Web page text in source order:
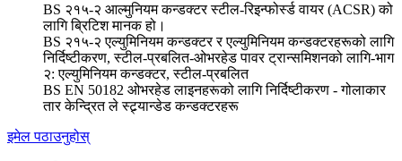
BS २१५-२ आल्मुनियम कन्डक्टर स्टील-रिइन्फोर्स्ड वायर (ACSR) को
लागि ब्रिटिश मानक हो।
BS २१५-२ एल्युमिनियम कन्डक्टर र एल्युमिनियम कन्डक्टरहरूको लागि
निर्दिष्टीकरण, स्टील-प्रबलित-ओभरहेड पावर ट्रान्समिशनको लागि-भाग
२: एल्युमिनियम कन्डक्टर, स्टील-प्रबलित
BS EN 50182 ओभरहेड लाइनहरूको लागि निर्दिष्टीकरण - गोलाकार
तार केन्द्रित ले स्ट्र्यान्डेड कन्डक्टरहरू
इमेल पठाउनुहोस्